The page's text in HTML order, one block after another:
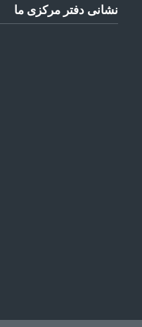
نشانی دفتر مرکزی ما